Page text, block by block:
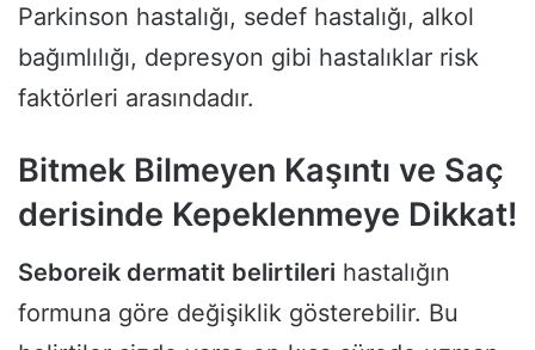
Parkinson hastalığı, sedef hastalığı, alkol
bağımlılığı, depresyon gibi hastalıklar risk
faktörleri arasındadır.
Bitmek Bilmeyen Kaşıntı ve Saç
derisinde Kepeklenmeye Dikkat!
Seboreik dermatit belirtileri hastalığın
formuna göre değişiklik gösterebilir. Bu